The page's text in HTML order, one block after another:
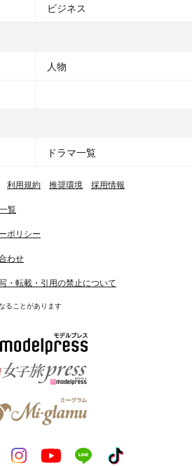
ビジネス
人物
ドラマ一覧
利用規約 推奨環境 採用情報
覧
ポリシー
わせ
・転載・引用の禁止について
ることがあります